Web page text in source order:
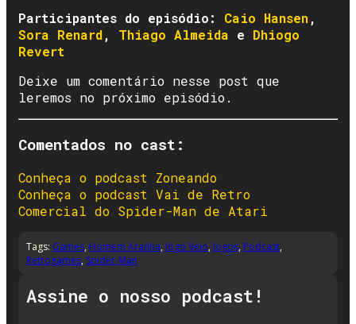
Participantes do episódio: Caio Hansen,
Sora Renard, Thiago Almeida e Dhiogo
Revert
Deixe um comentário nesse post que
leremos no próximo episódio.
Comentados no cast:
Conheça o podcast Zoneando
Conheça o podcast Vai de Retro
Comercial do Spider-Man de Atari
Tags: Games, Homem Aranha, Jogo Veio, Jogos, Podcast,
Retrogames, Spider-Man
Assine o nosso podcast!